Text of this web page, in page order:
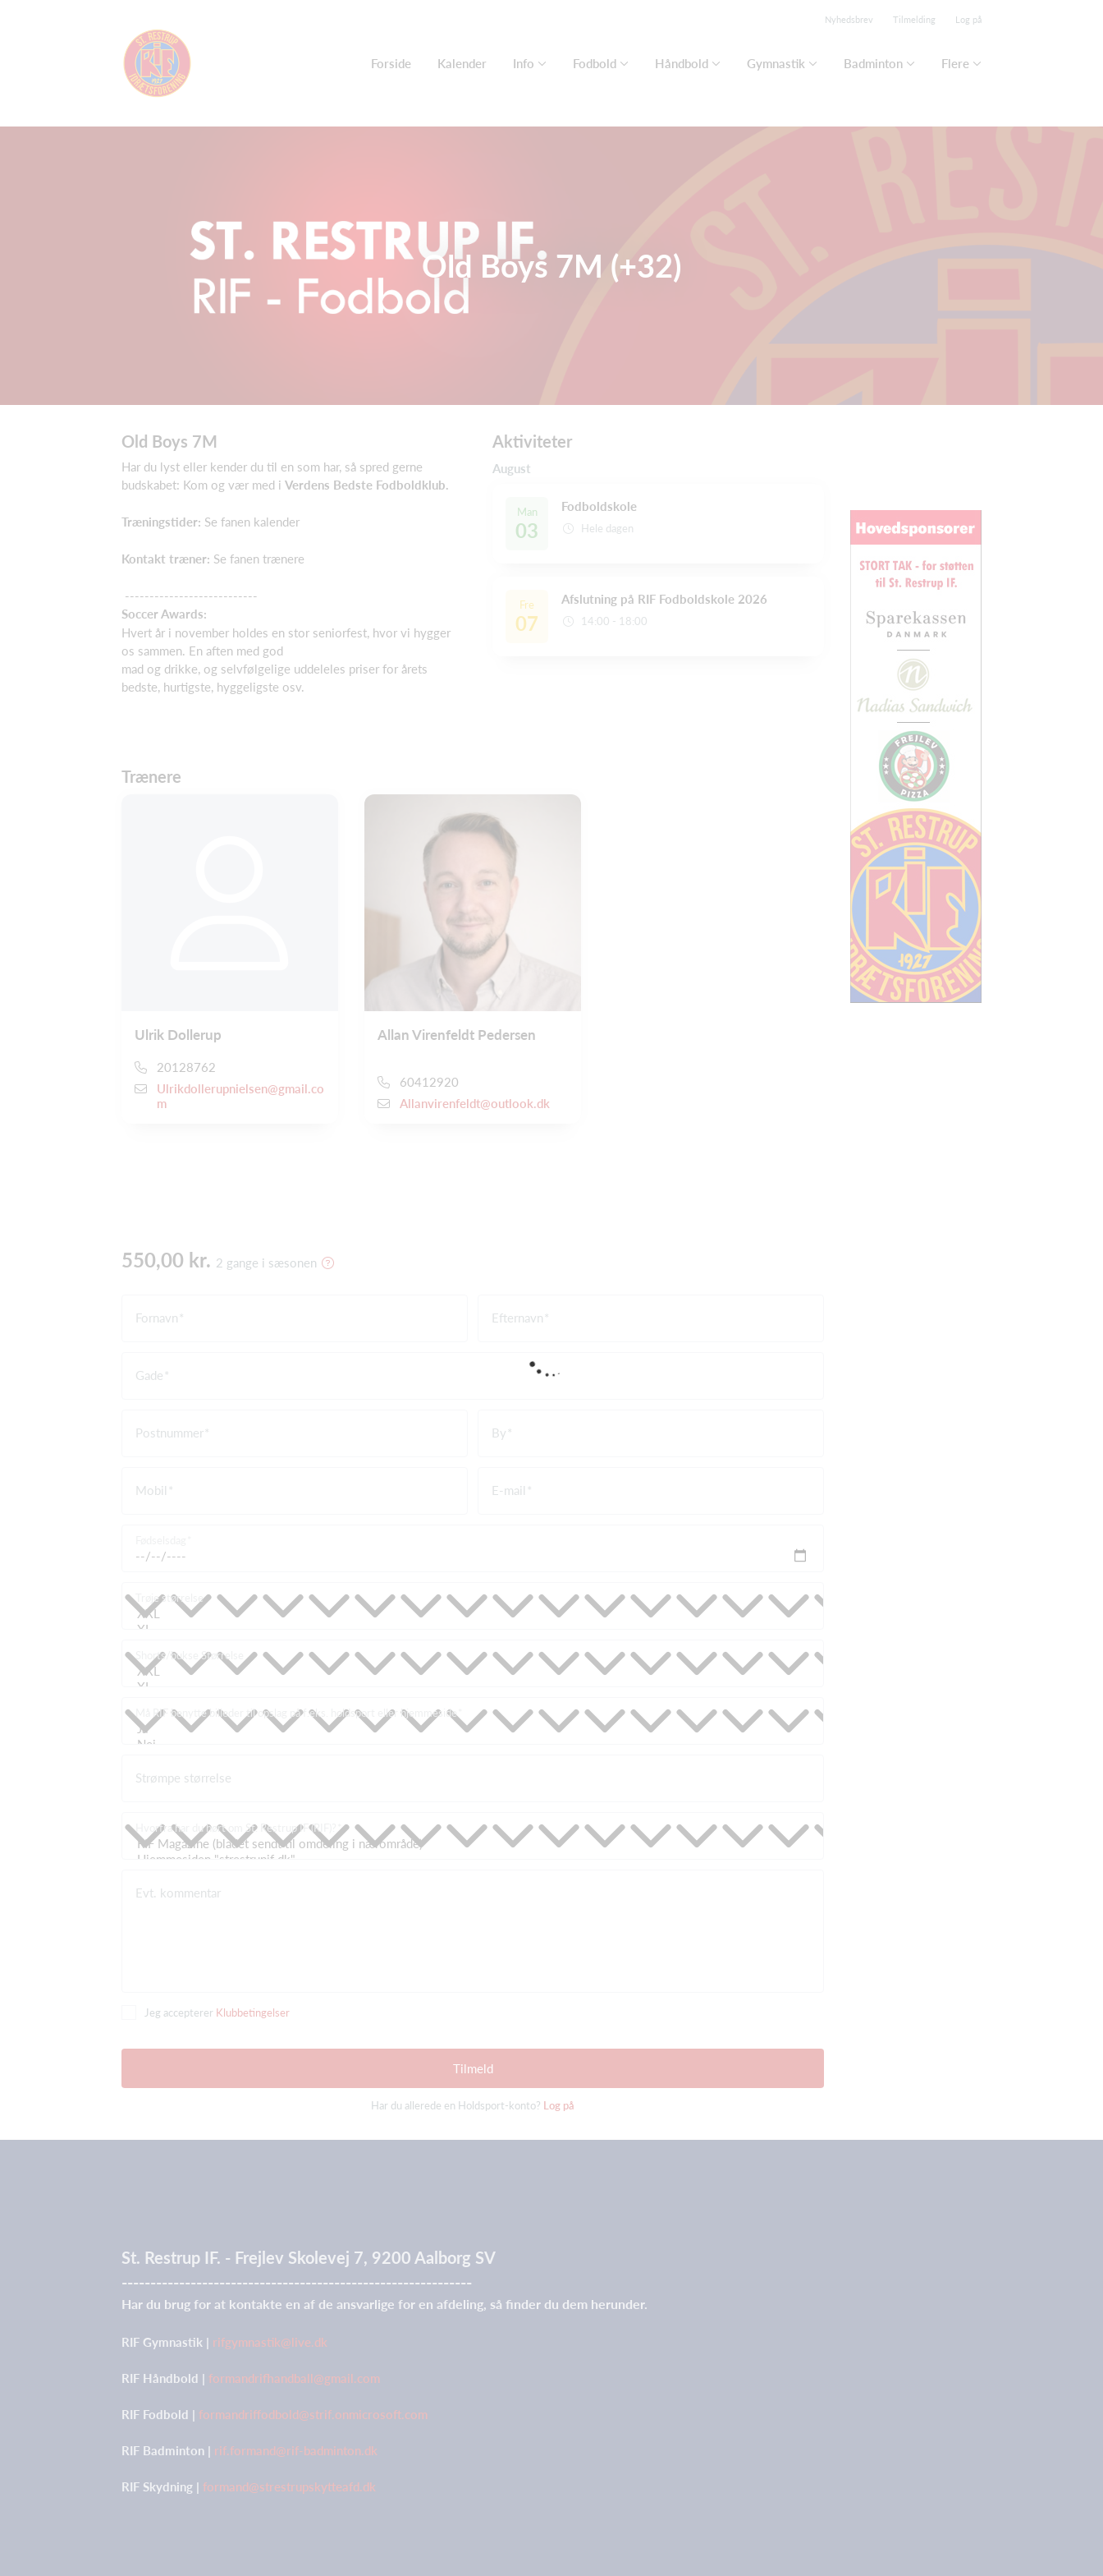
Nyhedsbrev Tilmelding Log på
Forside Kalender Info Fodbold Håndbold Gymnastik Badminton Flere
Old Boys 7M (+32)
Old Boys 7M
Har du lyst eller kender du til en som har, så spred gerne
budskabet: Kom og vær med i Verdens Bedste Fodboldklub.
Træningstider: Se fanen kalender
Kontakt træner: Se fanen trænere
---------------------------
Soccer Awards:
Hvert år i november holdes en stor seniorfest, hvor vi hygger
os sammen. En aften med god
mad og drikke, og selvfølgelige uddeleles priser for årets
bedste, hurtigste, hyggeligste osv.
Aktiviteter
August
Man
03
Fodboldskole
Hele dagen
Fre
07
Afslutning på RIF Fodboldskole 2026
14:00 - 18:00
Trænere
Ulrik Dollerup
20128762
Ulrikdollerupnielsen@gmail.co
m
Allan Virenfeldt Pedersen
60412920
Allanvirenfeldt@outlook.dk
550,00 kr. 2 gange i sæsonen
Fornavn Efternavn
Gade
Postnummer By
Mobil E-mail
Trøje størrelse
Shorts/bukse Størrelse
Må RIF benytte billeder til opslag på f.eks. holdsport eller hjemmeside
Strømpe størrelse
Hvorfra har du hørt om St. Restrup IF (RIF)?
Evt. kommentar
Jeg accepterer Klubbetingelser
Tilmeld
Har du allerede en Holdsport-konto? Log på
St. Restrup IF. - Frejlev Skolevej 7, 9200 Aalborg SV
-------------------------------------------------------------
Har du brug for at kontakte en af de ansvarlige for en afdeling, så finder du dem herunder.
RIF Gymnastik | rifgymnastik@live.dk
RIF Håndbold | formandrifhandball@gmail.com
RIF Fodbold | formandriffodbold@strif.onmicrosoft.com
RIF Badminton | rif.formand@rif-badminton.dk
RIF Skydning | formand@strestrupskytteafd.dk